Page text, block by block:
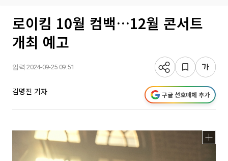
로이킴 10월 컴백…12월 콘서트
개최 예고
입력 2024-09-25 09:51
김명진 기자 구글 선호매체 추가